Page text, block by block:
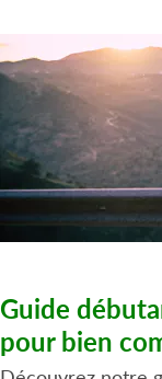
Guide
pour bien